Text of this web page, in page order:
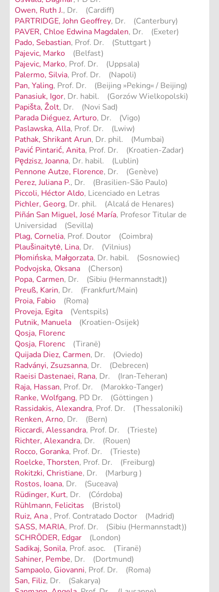
Owen, Ruth J., Dr. (Cardiff)
PARTRIDGE, John Geoffrey, Dr. (Canterbury)
PAVER, Chloe Edwina Magdalen, Dr. (Exeter)
Pado, Sebastian, Prof. Dr. (Stuttgart )
Pajevic, Marko (Belfast)
Pajevic, Marko, Prof. Dr. (Uppsala)
Palermo, Silvia, Prof. Dr. (Napoli)
Pan, Yaling, Prof. Dr. (Beijing »Peking« / Beijing)
Panasiuk, Igor, Dr. habil. (Gorzów Wielkopolski)
Papišta, Žolt, Dr. (Novi Sad)
Parada Diéguez, Arturo, Dr. (Vigo)
Paslawska, Alla, Prof. Dr. (Lwiw)
Pathak, Shrikant Arun, Dr. phil. (Mumbai)
Pavić Pintarić, Anita, Prof. Dr. (Kroatien-Zadar)
Pędzisz, Joanna, Dr. habil. (Lublin)
Pennone Autze, Florence, Dr. (Genève)
Perez, Juliana P., Dr. (Brasilien-São Paulo)
Piccoli, Héctor Aldo, Licenciado en Letras
Pichler, Georg, Dr. phil. (Alcalá de Henares)
Piñán San Miguel, José María, Profesor Titular de
Universidad (Sevilla)
Plag, Cornelia, Prof. Doutor (Coimbra)
Plaušinaitytė, Lina, Dr. (Vilnius)
Płomińska, Małgorzata, Dr. habil. (Sosnowiec)
Podvojska, Oksana (Cherson)
Popa, Carmen, Dr. (Sibiu (Hermannstadt))
Preuß, Karin, Dr. (Frankfurt/Main)
Proia, Fabio (Roma)
Proveja, Egita (Ventspils)
Putnik, Manuela (Kroatien-Osijek)
Qosja, Florenc
Qosja, Florenc (Tiranë)
Quijada Diez, Carmen, Dr. (Oviedo)
Radványi, Zsuzsanna, Dr. (Debrecen)
Raeisi Dastenaei, Rana, Dr. (Iran-Teheran)
Raja, Hassan, Prof. Dr. (Marokko-Tanger)
Ranke, Wolfgang, PD Dr. (Göttingen )
Rassidakis, Alexandra, Prof. Dr. (Thessaloniki)
Renken, Arno, Dr. (Bern)
Riccardi, Alessandra, Prof. Dr. (Trieste)
Richter, Alexandra, Dr. (Rouen)
Rocco, Goranka, Prof. Dr. (Trieste)
Roelcke, Thorsten, Prof. Dr. (Freiburg)
Rokitzki, Christiane, Dr. (Marburg )
Rostos, Ioana, Dr. (Suceava)
Rüdinger, Kurt, Dr. (Córdoba)
Rühlmann, Felicitas (Bristol)
Ruiz, Ana , Prof. Contratado Doctor (Madrid)
SASS, MARIA, Prof. Dr. (Sibiu (Hermannstadt))
SCHRÖDER, Edgar (London)
Sadikaj, Sonila, Prof. asoc. (Tiranë)
Sahiner, Pembe, Dr. (Dortmund)
Sampaolo, Giovanni, Prof. Dr. (Roma)
San, Filiz, Dr. (Sakarya)